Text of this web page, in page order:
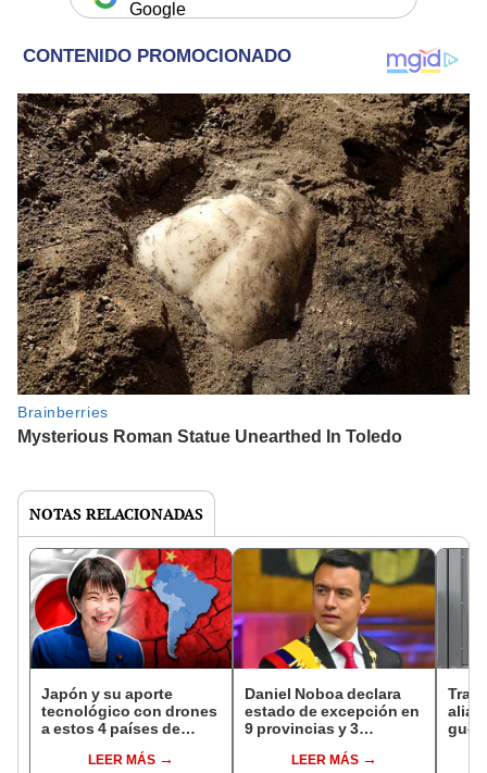
Google
NOTAS RELACIONADAS
Japón y su aporte
tecnológico con drones
a estos 4 países de
vigilar sus mares y
LEER MÁS
Daniel Noboa declara
estado de excepción en
9 provincias y 3
ante el aumento de la
LEER MÁS
alias